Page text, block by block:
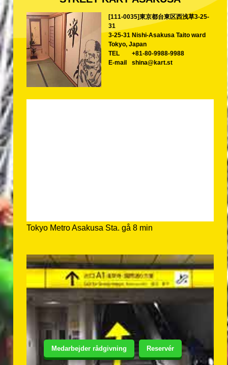
Medarbejder rådgivning Reservér
[111-0035]東京都台東区西浅草3-25-
31
3-25-31 Nishi-Asakusa Taito ward
Tokyo, Japan
TEL
+81-80-9988-9988
E-mail
shina@kart.st
Tokyo Metro Asakusa Sta. gå 8 min